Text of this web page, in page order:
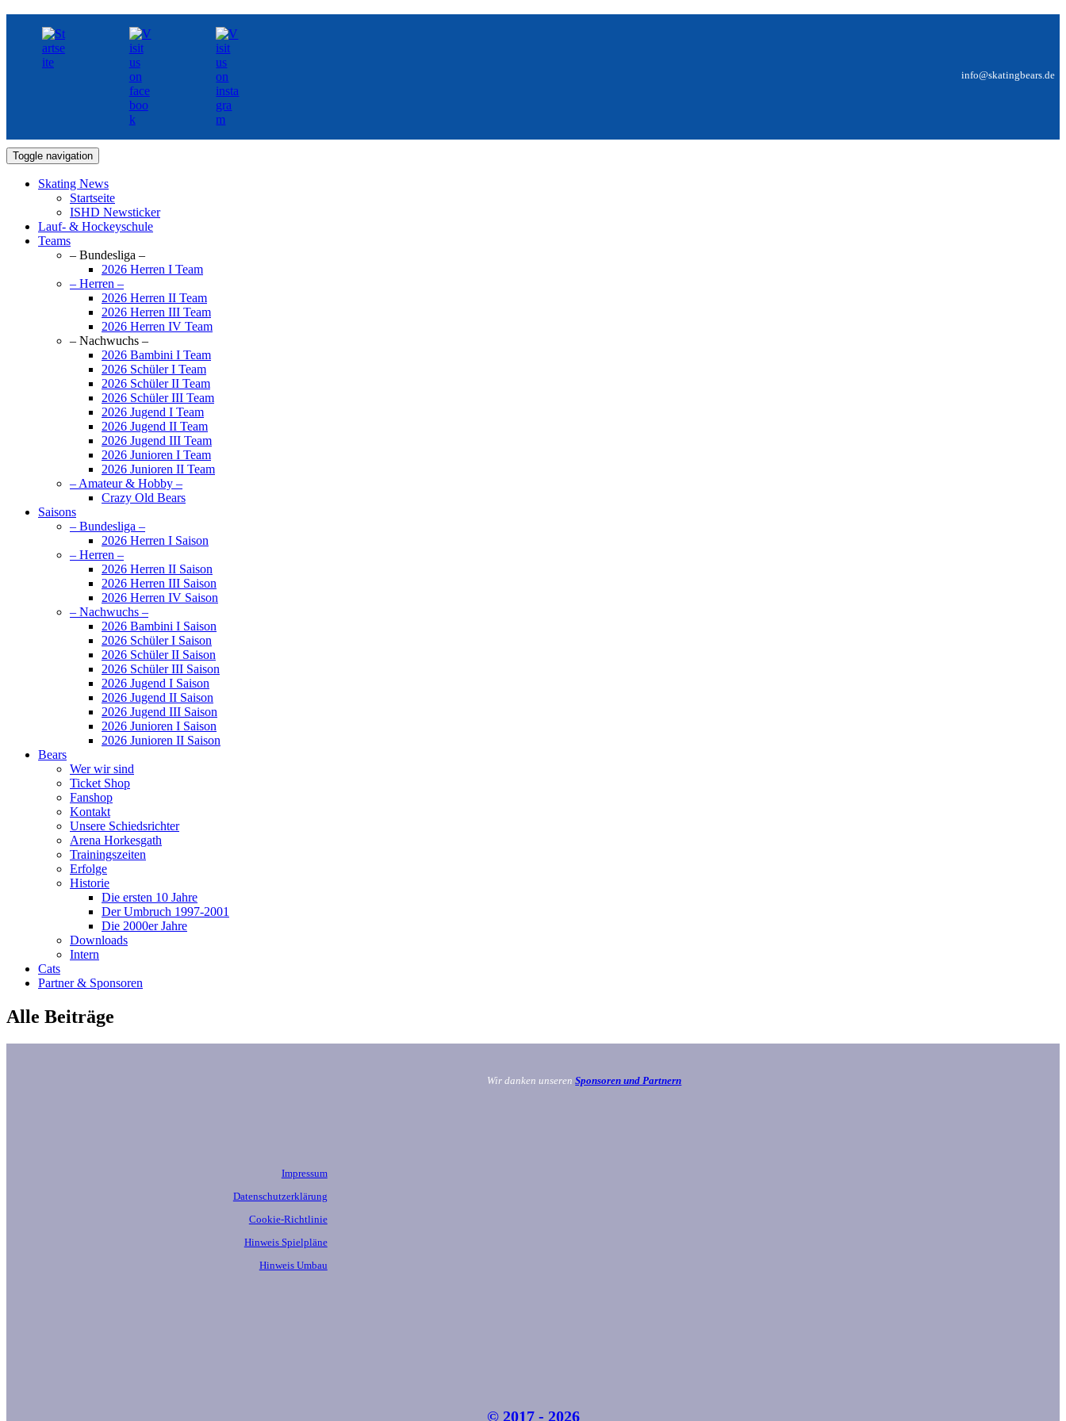
info@skatingbears.de
Toggle navigation
Skating News
Startseite
ISHD Newsticker
Lauf- & Hockeyschule
Teams
– Bundesliga –
2026 Herren I Team
– Herren –
2026 Herren II Team
2026 Herren III Team
2026 Herren IV Team
– Nachwuchs –
2026 Bambini I Team
2026 Schüler I Team
2026 Schüler II Team
2026 Schüler III Team
2026 Jugend I Team
2026 Jugend II Team
2026 Jugend III Team
2026 Junioren I Team
2026 Junioren II Team
– Amateur & Hobby –
Crazy Old Bears
Saisons
– Bundesliga –
2026 Herren I Saison
– Herren –
2026 Herren II Saison
2026 Herren III Saison
2026 Herren IV Saison
– Nachwuchs –
2026 Bambini I Saison
2026 Schüler I Saison
2026 Schüler II Saison
2026 Schüler III Saison
2026 Jugend I Saison
2026 Jugend II Saison
2026 Jugend III Saison
2026 Junioren I Saison
2026 Junioren II Saison
Bears
Wer wir sind
Ticket Shop
Fanshop
Kontakt
Unsere Schiedsrichter
Arena Horkesgath
Trainingszeiten
Erfolge
Historie
Die ersten 10 Jahre
Der Umbruch 1997-2001
Die 2000er Jahre
Downloads
Intern
Cats
Partner & Sponsoren
Alle Beiträge
Impressum
Datenschutzerklärung
Cookie-Richtlinie
Hinweis Spielpläne
Hinweis Umbau
Wir danken unserenSponsoren und Partnern
© 2017 - 2026